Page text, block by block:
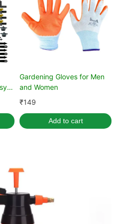
Gardening Gloves for Men
and Women
₹149
Add to cart